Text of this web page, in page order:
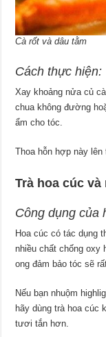
Cà rốt và dâu tằm
Cách thực hiện:
Xay khoảng nửa củ
chua không đường
ẩm cho tóc.
Thoa hỗn hợp này
Trà hoa cúc và
Công dụng của
Hoa cúc có tác dụng
nhiều chất chống oxy
ong đảm bảo tóc sẽ
Nếu bạn nhuộm
hãy dùng trà hoa cúc
tươi tắn hơn.